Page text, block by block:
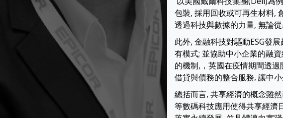
包裝, 採用回收或可再生材料,
透過科技與數據的力量, 無論
此外, 金融科技對驅動ESG發
有模式; 並協助中小企業的融
的機制,，英國在疫情期間透
借貸與債務的整合服務, 讓中小
總括而言, 共享經濟的概念雖
等數碼科技應用使得共享經濟